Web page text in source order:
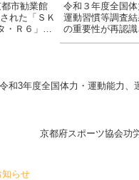
市勧業館
れた「ＳＫ
タ・Ｒ６」
。
令和３年度全国体
運動習慣等調査結
の重要性が再認
サニースポーツ
として楽しみなが
和3年度全国体力・運動能力、
京都府スポーツ協会功
知らせ